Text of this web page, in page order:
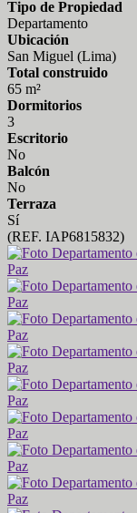
Tipo de Propiedad
Departamento
Ubicación
San Miguel (Lima)
Total construido
65 m²
Dormitorios
3
Escritorio
No
Balcón
No
Terraza
Sí
(REF. IAP6815832)